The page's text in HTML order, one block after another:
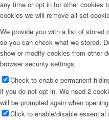
any time or opt in for other cookies
cookies we will remove all set
We provide you with a list of stored
so you can check what we stored.
show or modify cookies from other
browser security settings.
Check to enable permanent
if you do not opt in. We need 2
will be prompted again when
Click to enable/disable essential